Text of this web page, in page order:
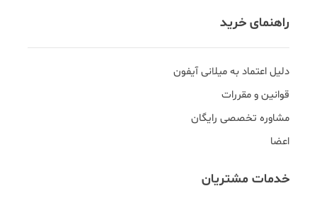
راهنمای خرید
دلیل اعتماد به میلانی آیفون
قوانین و مقررات
مشاوره تخصصی رایگان
اعضا
خدمات مشتریان